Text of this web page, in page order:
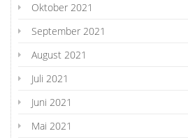
Oktober 2021
September 2021
August 2021
Juli 2021
Juni 2021
Mai 2021